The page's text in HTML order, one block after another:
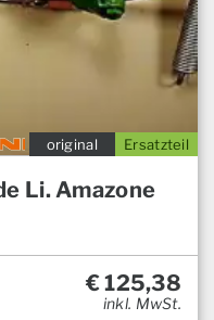
Ersatzteil
original
Li. Amazone
€125,38
inkl. MwSt.